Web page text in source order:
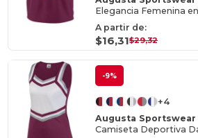
A partir de:
$16,31$29,32
-9%
+4
Augusta Sportswear